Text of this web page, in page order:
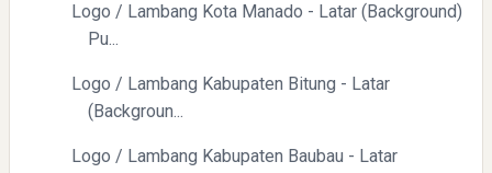
Kepatuhan Pajak
Logo / Lambang Kota Manado - Latar (Background)
Pu...
Logo / Lambang Kabupaten Bitung - Latar
(Backgroun...
Logo / Lambang Kabupaten Baubau - Latar